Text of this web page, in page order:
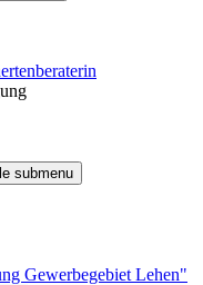
submenu
Gewerbegebiet Lehen"